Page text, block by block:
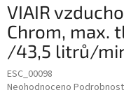
VIAIR
Chrom, max.
/43,5 litrů/
ESC_00098
Průměrné
Neohodnoceno